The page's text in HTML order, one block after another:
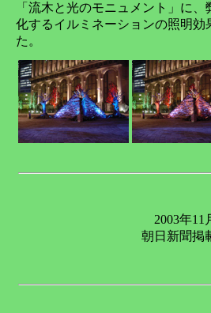
「流木と光のモニュメント」に
化するイルミネーションの照明
た。
2003年11
朝日新聞掲